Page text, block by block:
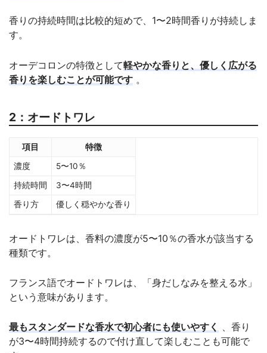
香りの持続時間は比較的短めで、1〜2時間香りが持続しま
す。
オーデコロンの特徴として軽やかな香りと、優しく広がる
香りを楽しむことが可能です 。
2：オードトワレ
項目
特徴
濃度
5〜10％
持続時間
3〜4時間
香り方
優しく穏やかな香り
オードトワレは、香料の濃度が5〜10％の香水が該当する
種類です。
フランス語でオードトワレは、「身だしなみを整える水」
という意味があります。
最もスタンダードな香水で初心者にも使いやすく
、香り
が3〜4時間持続するので付け直して楽しむことも可能で